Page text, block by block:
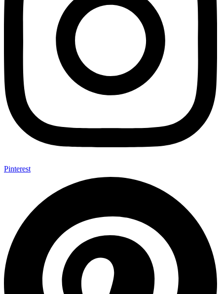
Pinterest